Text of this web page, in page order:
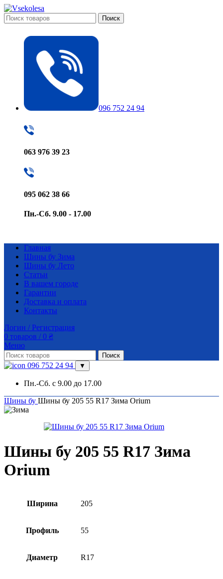
Поиск
096 752 24 94
063 976 39 23
095 062 38 66
Пн.-Сб. 9.00 - 17.00
Главная
Шины бу Зима
Шины бу Лето
Статьи
В вашем городе
Гарантии
Доставка и оплата
Контакты
Логин / Регистрация
0 товаров / 0 ₴
Меню
Поиск
096 752 24 94 ▼
Пн.-Сб. с 9.00 до 17.00
Шины бу Шины бу 205 55 R17 Зима Orium
Шины бу 205 55 R17 Зима
Orium
Ширина 205
Профиль 55
Диаметр R17